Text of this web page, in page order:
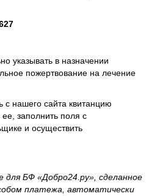
указывать в назначении
пожертвование на лечение
с нашего сайта квитанцию
заполнить поля с
и осуществить
для БФ «Добро24.ру», сделанное
платежа, автоматически